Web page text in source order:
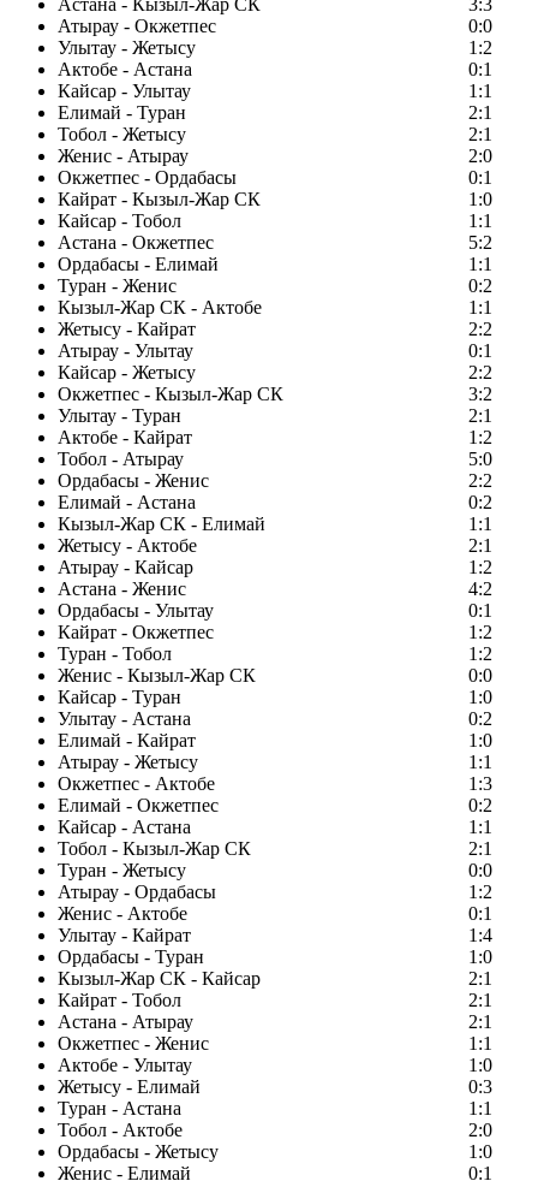
Астана - Кызыл-Жар СК
3:3
Атырау - Окжетпес
0:0
Улытау - Жетысу
1:2
Актобе - Астана
0:1
Кайсар - Улытау
1:1
Елимай - Туран
2:1
Тобол - Жетысу
2:1
Женис - Атырау
2:0
Окжетпес - Ордабасы
0:1
Кайрат - Кызыл-Жар СК
1:0
Кайсар - Тобол
1:1
Астана - Окжетпес
5:2
Ордабасы - Елимай
1:1
Туран - Женис
0:2
Кызыл-Жар СК - Актобе
1:1
Жетысу - Кайрат
2:2
Атырау - Улытау
0:1
Кайсар - Жетысу
2:2
Окжетпес - Кызыл-Жар СК
3:2
Улытау - Туран
2:1
Актобе - Кайрат
1:2
Тобол - Атырау
5:0
Ордабасы - Женис
2:2
Елимай - Астана
0:2
Кызыл-Жар СК - Елимай
1:1
Жетысу - Актобе
2:1
Атырау - Кайсар
1:2
Астана - Женис
4:2
Ордабасы - Улытау
0:1
Кайрат - Окжетпес
1:2
Туран - Тобол
1:2
Женис - Кызыл-Жар СК
0:0
Кайсар - Туран
1:0
Улытау - Астана
0:2
Елимай - Кайрат
1:0
Атырау - Жетысу
1:1
Окжетпес - Актобе
1:3
Елимай - Окжетпес
0:2
Кайсар - Астана
1:1
Тобол - Кызыл-Жар СК
2:1
Туран - Жетысу
0:0
Атырау - Ордабасы
1:2
Женис - Актобе
0:1
Улытау - Кайрат
1:4
Ордабасы - Туран
1:0
Кызыл-Жар СК - Кайсар
2:1
Кайрат - Тобол
2:1
Астана - Атырау
2:1
Окжетпес - Женис
1:1
Актобе - Улытау
1:0
Жетысу - Елимай
0:3
Туран - Астана
1:1
Тобол - Актобе
2:0
Ордабасы - Жетысу
1:0
Женис - Елимай
0:1